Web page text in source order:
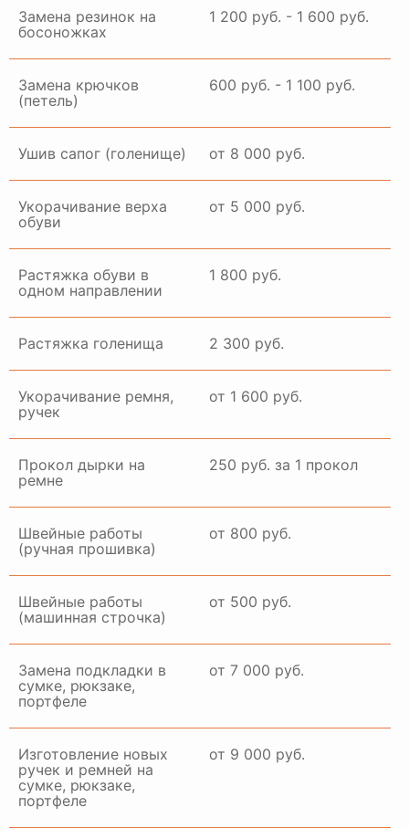
Замена резинок на
босоножках
1 200 руб. - 1 600 руб.
Замена крючков
(петель)
600 руб. - 1 100 руб.
Ушив сапог (голенище) от 8 000 руб.
Укорачивание верха
обуви
от 5 000 руб.
Растяжка обуви в
одном направлении
1 800 руб.
Растяжка голенища 2 300 руб.
Укорачивание ремня,
ручек
от 1 600 руб.
Прокол дырки на
ремне
250 руб. за 1 прокол
Швейные работы
(ручная прошивка)
от 800 руб.
Швейные работы
(машинная строчка)
от 500 руб.
Замена подкладки в
сумке, рюкзаке,
портфеле
от 7 000 руб.
Изготовление новых
ручек и ремней на
сумке, рюкзаке,
портфеле
от 9 000 руб.